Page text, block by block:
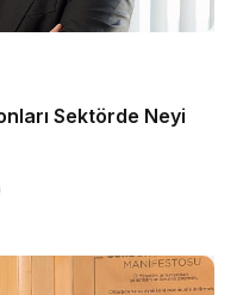
Sektörde Neyi